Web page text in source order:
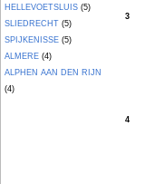
HELLEVOETSLUIS (5)
SLIEDRECHT (5)
SPIJKENISSE (5)
ALMERE (4)
ALPHEN AAN DEN RIJN
(4)
3
4